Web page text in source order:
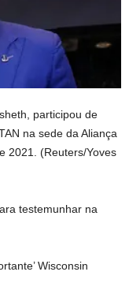
participou de
na sede da Aliança
2021.
(Reuters/Yoves
testemunhar na
Wisconsin